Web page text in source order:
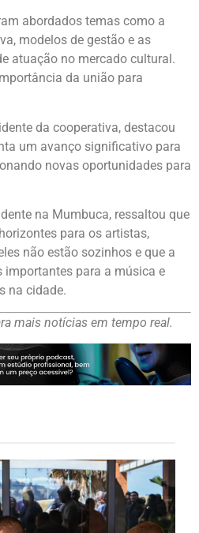
abordados temas como a
modelos de gestão e as
atuação no mercado cultural.
da união para
da cooperativa, destacou
um avanço significativo para
novas oportunidades para
na Mumbuca, ressaltou que
para os artistas,
não estão sozinhos e que a
para a música e
na cidade.
mais notícias em tempo real.